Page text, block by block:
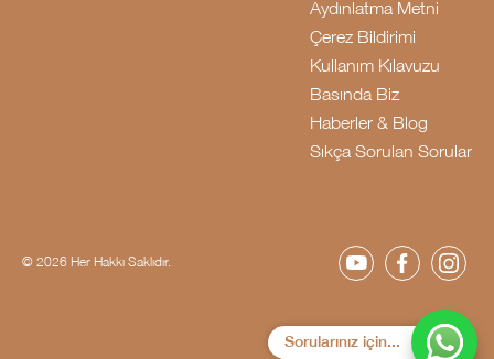
Sorularınız için...
Aydınlatma Metni
Çerez Bildirimi
Kullanım Kılavuzu
Basında Biz
Haberler & Blog
Sıkça Sorulan Sorular
© 2026 Her Hakkı Saklıdır.